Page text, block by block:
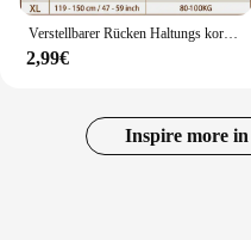
2,99€
Inspire more in